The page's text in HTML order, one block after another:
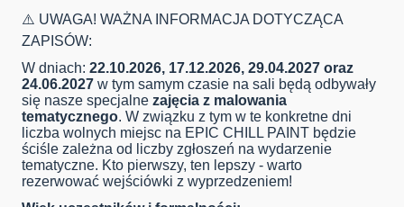
⚠️ UWAGA! WAŻNA INFORMACJA DOTYCZĄCA
ZAPISÓW:
W dniach: 22.10.2026, 17.12.2026, 29.04.2027 oraz
24.06.2027 w tym samym czasie na sali będą odbywały
się nasze specjalne zajęcia z malowania
tematycznego. W związku z tym w te konkretne dni
liczba wolnych miejsc na EPIC CHILL PAINT będzie
ściśle zależna od liczby zgłoszeń na wydarzenie
tematyczne. Kto pierwszy, ten lepszy - warto
rezerwować wejściówki z wyprzedzeniem!